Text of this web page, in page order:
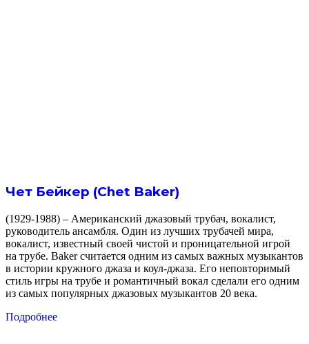
Чет Бейкер (Chet Baker)
(1929-1988) – Американский джазовый трубач, вокалист,
руководитель ансамбля. Один из лучших трубачей мира,
вокалист, известный своей чистой и проницательной игрой
на трубе. Baker считается одним из самых важных музыкантов
в истории кружного джаза и коул-джаза. Его неповторимый
стиль игры на трубе и романтичный вокал сделали его одним
из самых популярных джазовых музыкантов 20 века.
Подробнее